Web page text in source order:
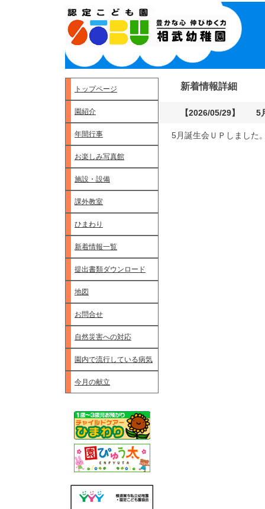
トップページ
園紹介
年間行事
お楽しみ写真館
施設・設備
課外教室
ひまわり
新着情報一覧
提出書類ダウンロード
地図
お問合せ
自然災害への対応
園内で流行している病気
今月の献立
新着情報詳細
【2026/05/29】 5
5月誕生会ＵＰしました